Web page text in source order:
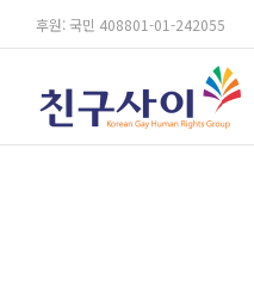
후원: 국민 408801-01-242055